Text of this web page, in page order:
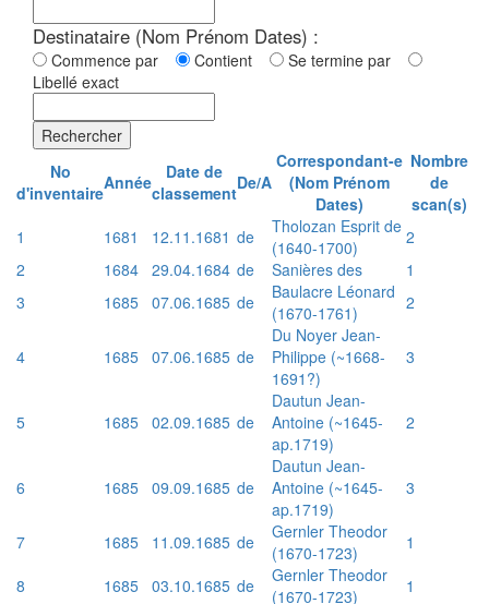
Destinataire (Nom Prénom Dates) :
Commence par Contient
Se termine par
Libellé exact
Rechercher
No
d'inventaireAnnée
Date de
classementDe/A
Correspondant-e
(Nom Prénom
Dates)
Nombre
de
scan(s)
1
1681 12.11.1681 de
Tholozan Esprit de
(1640-1700)
2
2
1684 29.04.1684 de Sanières des
1
3
1685 07.06.1685 de
Baulacre Léonard
(1670-1761)
2
4 1685 07.06.1685 de
Du Noyer Jean-
Philippe (~1668-
1691?)
3
5 1685 02.09.1685 de
Dautun Jean-
Antoine (~1645-
ap.1719)
2
6 1685 09.09.1685 de
Dautun Jean-
Antoine (~1645-
ap.1719)
3
7 1685 11.09.1685 de
Gernler Theodor
(1670-1723)
1
8
1685 03.10.1685 de
Gernler Theodor
(1670-1723)
1